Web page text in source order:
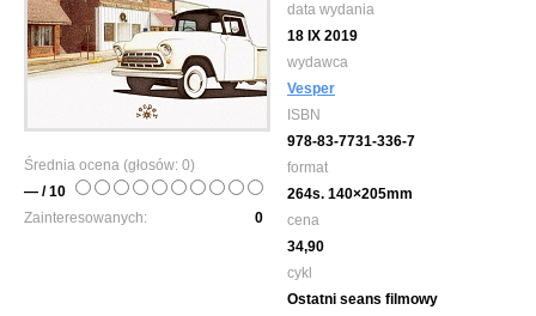
Średnia ocena (głosów: 0)
— / 10
0
Zainteresowanych:
data wydania
18 IX 2019
wydawca
Vesper
ISBN
978-83-7731-336-7
format
264s. 140×205mm
cena
34,90
cykl
Ostatni seans filmowy